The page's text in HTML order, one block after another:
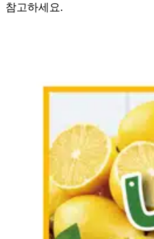
참고하세요.